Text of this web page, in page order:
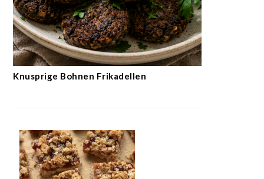
Knusprige Bohnen Frikadellen